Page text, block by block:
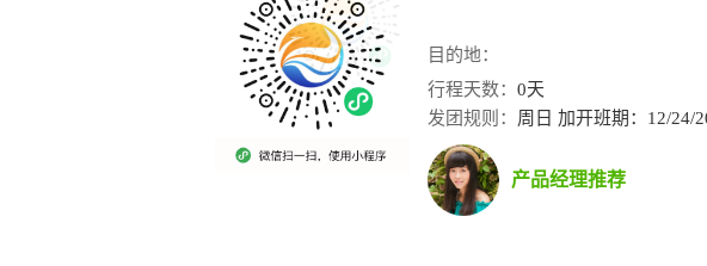
目的地：
行程天数： 0天
发团规则： 周日 加开班期：12/24/
产品经理推荐